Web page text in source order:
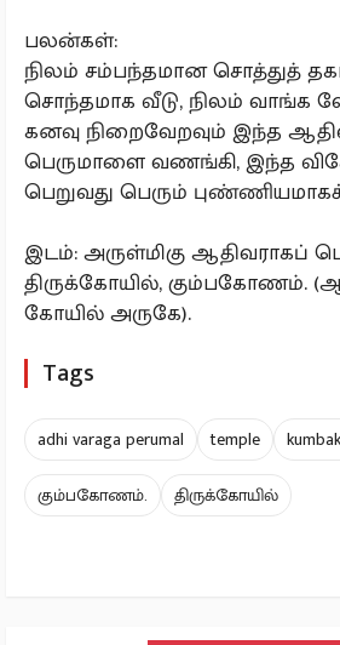
பலன்கள்:
நிலம் சம்பந்தமான சொத்துத்
சொந்தமாக வீடு, நிலம் வாங்க
கனவு நிறைவேறவும் இந்த
பெருமாளை வணங்கி, இந்த
பெறுவது பெரும் புண்ணியமாகக்
இடம்: அருள்மிகு ஆதிவராகப்
திருக்கோயில், கும்பகோணம்.
கோயில் அருகே).
Tags
adhi varaga perumal temple
கும்பகோணம்.
திருக்கோயில்